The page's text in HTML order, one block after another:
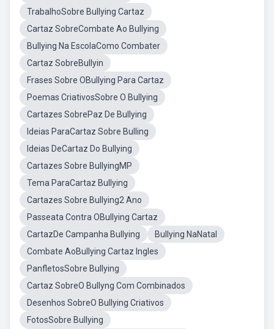
TrabalhoSobre Bullying Cartaz
Cartaz SobreCombate Ao Bullying
Bullying Na EscolaComo Combater
Cartaz SobreBullyin
Frases Sobre OBullying Para Cartaz
Poemas CriativosSobre O Bullying
Cartazes SobrePaz De Bullying
Ideias ParaCartaz Sobre Bulling
Ideias DeCartaz Do Bullying
Cartazes Sobre BullyingMP
Tema ParaCartaz Bullying
Cartazes Sobre Bullying2 Ano
Passeata Contra OBullying Cartaz
CartazDe Campanha Bullying
Bullying NaNatal
Combate AoBullying Cartaz Ingles
PanfletosSobre Bullying
Cartaz SobreO Bullyng Com Combinados
Desenhos SobreO Bullying Criativos
FotosSobre Bullying